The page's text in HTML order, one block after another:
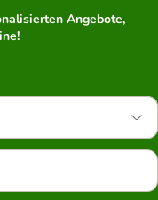
Angebote,